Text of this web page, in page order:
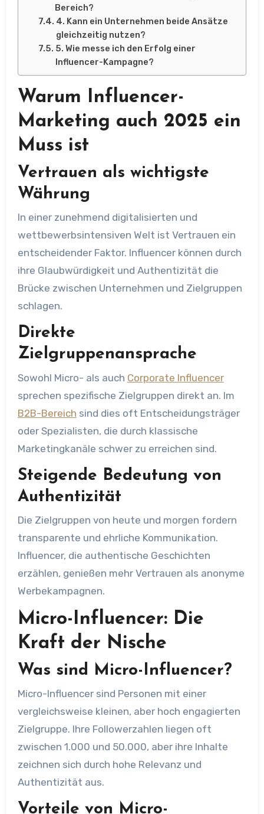
Bereich?
4. Kann ein Unternehmen beide Ansätze
gleichzeitig nutzen?
5. Wie messe ich den Erfolg einer
Influencer-Kampagne?
Warum Influencer-
Marketing auch 2025 ein
Muss ist
Vertrauen als wichtigste
Währung
In einer zunehmend digitalisierten und
wettbewerbsintensiven Welt ist Vertrauen ein
entscheidender Faktor. Influencer können durch
ihre Glaubwürdigkeit und Authentizität die
Brücke zwischen Unternehmen und Zielgruppen
schlagen.
Direkte
Zielgruppenansprache
Sowohl Micro- als auch Corporate Influencer
sprechen spezifische Zielgruppen direkt an. Im
B2B-Bereich sind dies oft Entscheidungsträger
oder Spezialisten, die durch klassische
Marketingkanäle schwer zu erreichen sind.
Steigende Bedeutung von
Authentizität
Die Zielgruppen von heute und morgen fordern
transparente und ehrliche Kommunikation.
Influencer, die authentische Geschichten
erzählen, genießen mehr Vertrauen als anonyme
Werbekampagnen.
Micro-Influencer: Die
Kraft der Nische
Was sind Micro-Influencer?
Micro-Influencer sind Personen mit einer
vergleichsweise kleinen, aber hoch engagierten
Zielgruppe. Ihre Followerzahlen liegen oft
zwischen 1.000 und 50.000, aber ihre Inhalte
zeichnen sich durch hohe Relevanz und
Authentizität aus.
Vorteile von Micro-